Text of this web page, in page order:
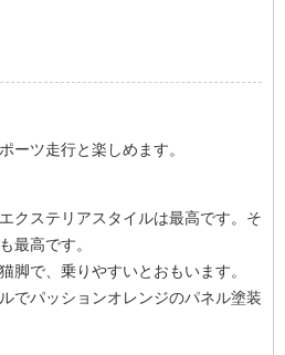
ーツ走行と楽しめます。
クステリアスタイルは最高です。そ
最高です。
脚で、乗りやすいとおもいます。
でパッションオレンジのパネル塗装